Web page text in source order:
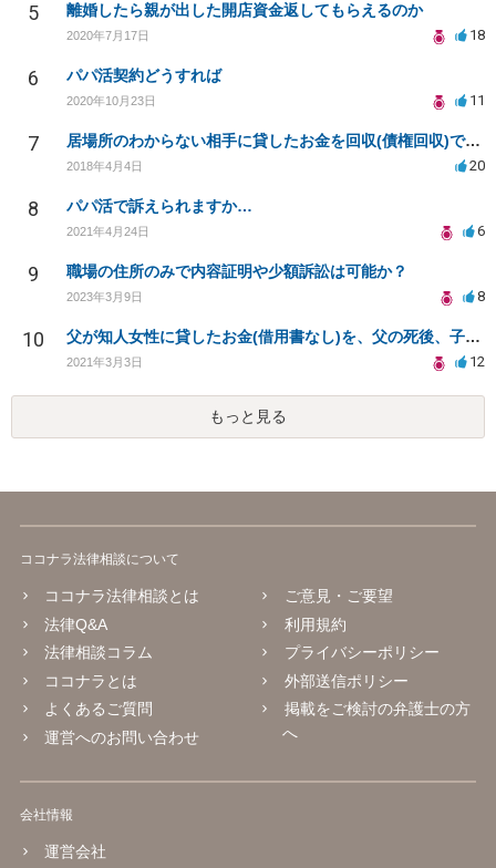
5 離婚したら親が出した開店資金返してもらえるのか
2020年7月17日 18
6 パパ活契約どうすれば
2020年10月23日 11
7 居場所のわからない相手に貸したお金を回収(債権回収)できますか？
2018年4月4日 20
8 パパ活で訴えられますか…
2021年4月24日 6
9 職場の住所のみで内容証明や少額訴訟は可能か？
2023年3月9日 8
10 父が知人女性に貸したお金(借用書なし)を、父の死後、子供が相手女性に、返済請求する事はできますか？
2021年3月3日 12
もっと見る
ココナラ法律相談について
ココナラ法律相談とは
法律Q&A
法律相談コラム
ココナラとは
よくあるご質問
運営へのお問い合わせ
ご意見・ご要望
利用規約
プライバシーポリシー
外部送信ポリシー
掲載をご検討の弁護士の方
へ
会社情報
運営会社